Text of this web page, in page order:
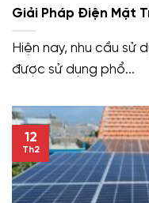
Giải Pháp Điện Mặt
Hiện nay, nhu cầu sử
được sử dụng phổ...
12
Th2